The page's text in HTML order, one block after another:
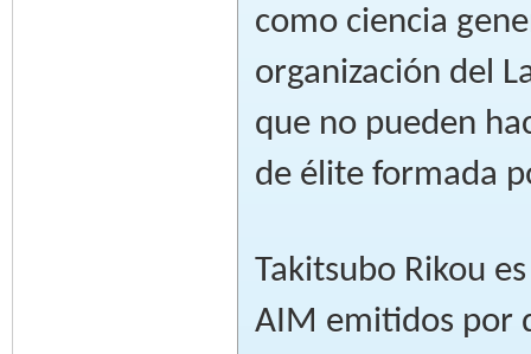
como ciencia
organización del
que no pueden
de élite formada
Takitsubo Rikou
AIM emitidos por